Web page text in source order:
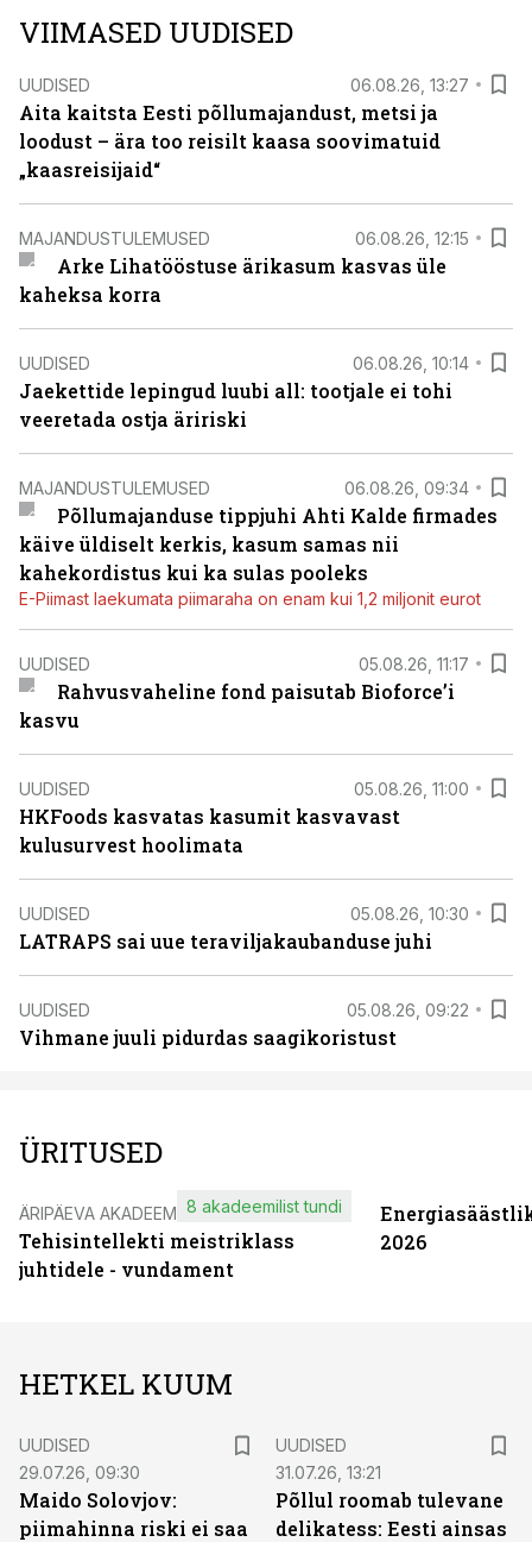
VIIMASED UUDISED
UUDISED 06.08.26, 13:27
Aita kaitsta Eesti põllumajandust, metsi ja
loodust – ära too reisilt kaasa soovimatuid
„kaasreisijaid“
MAJANDUSTULEMUSED 06.08.26, 12:15
Arke Lihatööstuse ärikasum kasvas üle
kaheksa korra
UUDISED 06.08.26, 10:14
Jaekettide lepingud luubi all: tootjale ei tohi
veeretada ostja äririski
MAJANDUSTULEMUSED 06.08.26, 09:34
Põllumajanduse tippjuhi Ahti Kalde firmades
käive üldiselt kerkis, kasum samas nii
kahekordistus kui ka sulas pooleks
E-Piimast laekumata piimaraha on enam kui 1,2 miljonit eurot
UUDISED 05.08.26, 11:17
Rahvusvaheline fond paisutab Bioforce’i
kasvu
UUDISED 05.08.26, 11:00
HKFoods kasvatas kasumit kasvavast
kulusurvest hoolimata
UUDISED 05.08.26, 10:30
LATRAPS sai uue teraviljakaubanduse juhi
UUDISED 05.08.26, 09:22
Vihmane juuli pidurdas saagikoristust
ÜRITUSED
ÄRIPÄEVA AKADEEMIA
Tehisintellekti meistriklass
juhtidele - vundament
8 akadeemilist tundi
2026
HETKEL KUUM
UUDISED
29.07.26, 09:30
Maido Solovjov:
piimahinna riski ei saa
UUDISED
31.07.26, 13:21
Põllul roomab tulevane
delikatess: Eesti ainsas